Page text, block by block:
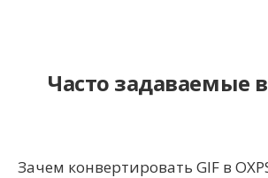
Часто задаваемые
Зачем конвертировать GIF в